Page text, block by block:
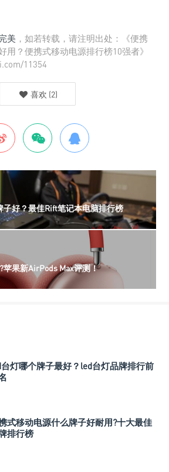
美 ，如若转载，请注明出处：《便携
用？便携式移动电源排行榜10强者》
11354
喜欢 (2)
子好？最佳Rift笔记本电脑排行榜
苹果新AirPods Max评测！
灯哪个牌子最好？led台灯品牌排行前
式移动电源什么牌子好耐用?十大最佳
排行榜